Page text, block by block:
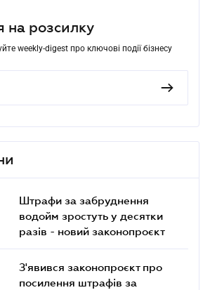
на розсилку
weekly-digest про ключові події бізнесу
Штрафи за забруднення
водойм зростуть у десятки
разів - новий законопроєкт
З'явився законопроєкт про
посилення штрафів за